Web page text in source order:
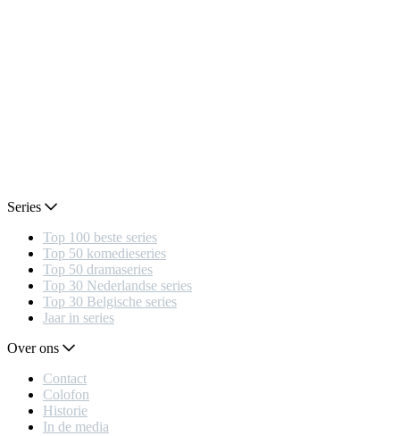
Series
Top 100 beste series
Top 50 komedieseries
Top 50 dramaseries
Top 30 Nederlandse series
Top 30 Belgische series
Jaar in series
Over ons
Contact
Colofon
Historie
In de media